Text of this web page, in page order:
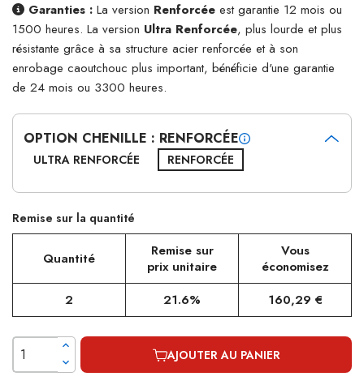
Garanties : La version Renforcée est garantie 12 mois ou
1500 heures. La version Ultra Renforcée, plus lourde et plus
résistante grâce à sa structure acier renforcée et à son
enrobage caoutchouc plus important, bénéficie d'une garantie
de 24 mois ou 3300 heures.
OPTION CHENILLE : RENFORCÉE
ULTRA RENFORCÉE RENFORCÉE
Remise sur la quantité
Quantité
Remise sur
prix unitaire
Vous
économisez
2
21.6% 160,29 €
AJOUTER AU PANIER